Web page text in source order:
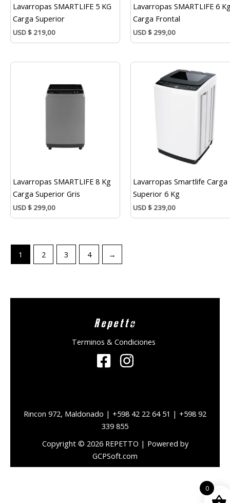
Lavarropas SMARTLIFE 5 KG
Carga Superior
USD$ 219,00
Lavarropas SMARTLIFE 6
Carga Frontal
USD$ 299,00
Lavarropas SMARTLIFE 8 Kg
Carga Superior Gris
USD$ 299,00
Lavarropas Smartlife Carga
Superior 6 Kg
USD$ 239,00
1 2 3 4 →
Repetto
Terminos & Condiciones
Rincon 972, Maldonado | +598 42 22 64 51 | +598 92
339 855
Copyright © 2026 REPETTO | Powered by
GCPSoft.com
0